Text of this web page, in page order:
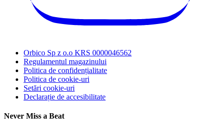
Orbico Sp z o.o KRS 0000046562
Regulamentul magazinului
Politica de confidențialitate
Politica de cookie-uri
Setări cookie-uri
Declarație de accesibilitate
Never Miss a Beat